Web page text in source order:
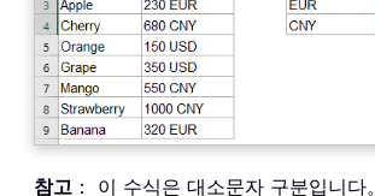
참고 ： 이 수식은 대소문자 구분입니다。